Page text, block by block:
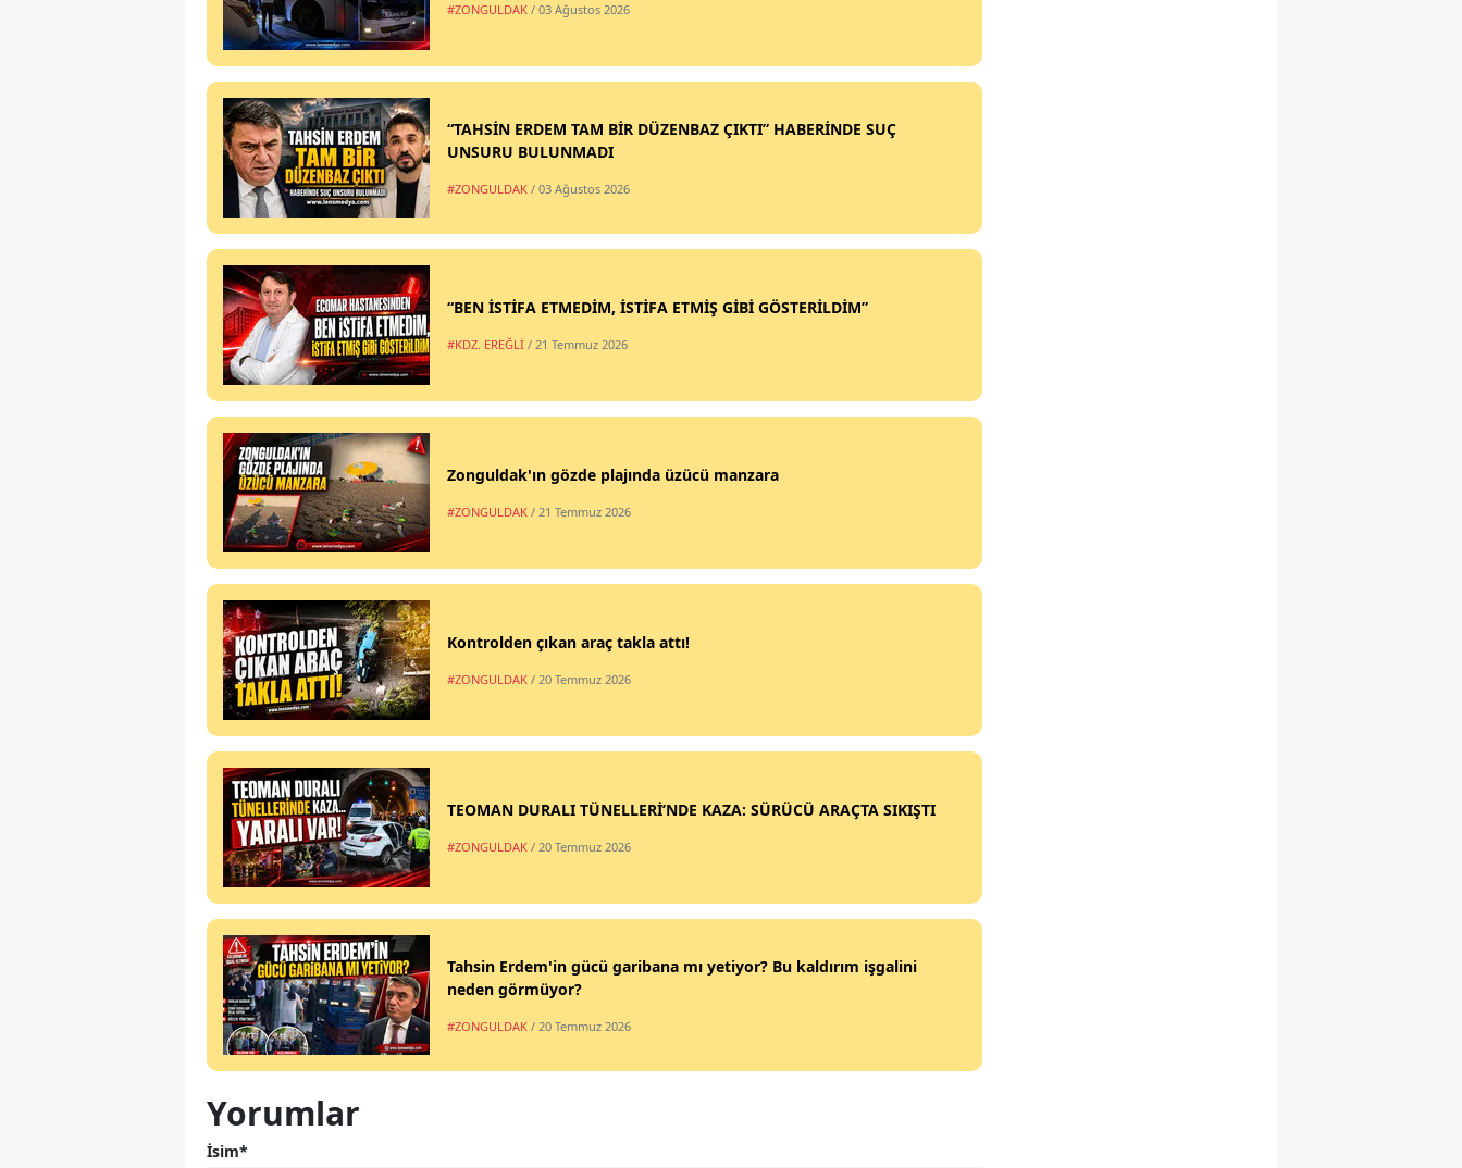
#ZONGULDAK / 03 Ağustos 2026
“TAHSİN ERDEM TAM BİR DÜZENBAZ ÇIKTI” HABERİNDE SUÇ
UNSURU BULUNMADI
#ZONGULDAK / 03 Ağustos 2026
“BEN İSTİFA ETMEDİM, İSTİFA ETMİŞ GİBİ GÖSTERİLDİM”
#KDZ. EREĞLİ / 21 Temmuz 2026
Zonguldak'ın gözde plajında üzücü manzara
#ZONGULDAK / 21 Temmuz 2026
Kontrolden çıkan araç takla attı!
#ZONGULDAK / 20 Temmuz 2026
TEOMAN DURALI TÜNELLERİ’NDE KAZA: SÜRÜCÜ ARAÇTA SIKIŞTI
#ZONGULDAK / 20 Temmuz 2026
Tahsin Erdem'in gücü garibana mı yetiyor? Bu kaldırım işgalini
neden görmüyor?
#ZONGULDAK / 20 Temmuz 2026
Yorumlar
İsim*